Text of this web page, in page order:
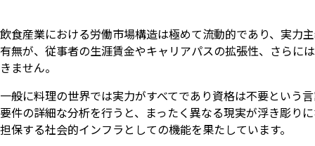
飲食産業における労働市場構造は極めて流動的であり、実力
有無が、従事者の生涯賃金やキャリアパスの拡張性、さらに
きません。
一般に料理の世界では実力がすべてであり資格は不要という
要件の詳細な分析を行うと、まったく異なる現実が浮き彫り
担保する社会的インフラとしての機能を果たしています。